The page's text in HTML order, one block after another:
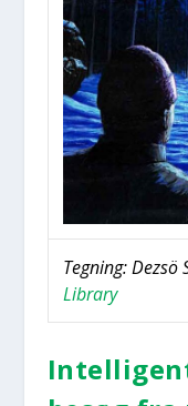
Teg­ning: Dezsö
Library